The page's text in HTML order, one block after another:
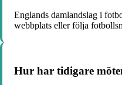
Englands damlandslag i
webbplats eller följa
Hur har tidigare